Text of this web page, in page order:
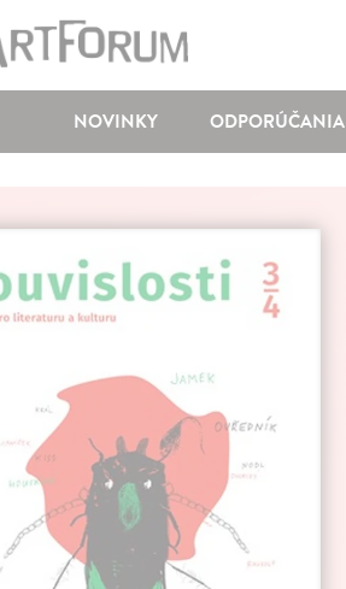
NOVINKY ODPORÚČANIA